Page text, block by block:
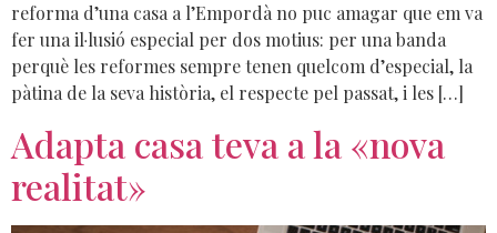
reforma d’una casa a l’Empordà no puc amagar que em va
fer una il·lusió especial per dos motius: per una banda
perquè les reformes sempre tenen quelcom d’especial, la
pàtina de la seva història, el respecte pel passat, i les […]
Adapta casa teva a la «nova
realitat»